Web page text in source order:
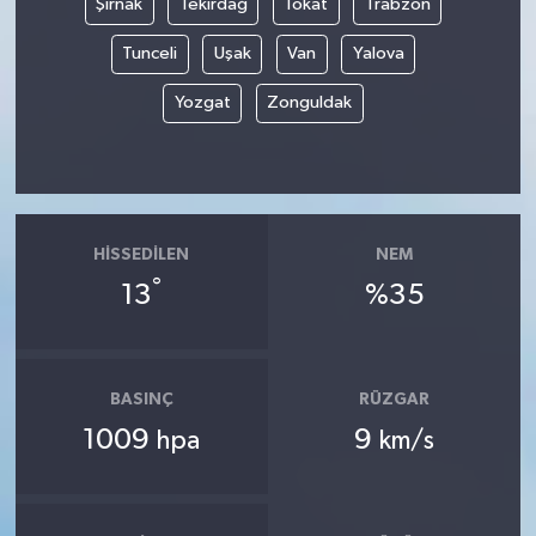
Şırnak Tekirdağ Tokat Trabzon
Tunceli Uşak Van Yalova
Yozgat Zonguldak
HISSEDILEN
13°
NEM
%35
BASINÇ
1009 hpa
RÜZGAR
9 km/s